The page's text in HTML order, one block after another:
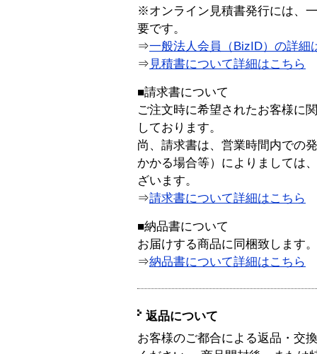
※オンライン見積書発行には、
要です。
⇒一般法人会員（BizID）の詳細
⇒ 見積書について詳細はこちら
■請求書について
ご注文時に希望されたお客様に
しております。
尚、請求書は、営業時間内での
かかる場合等）によりましては
ざいます。
⇒請求書について詳細はこちら
■納品書について
お届けする商品に同梱致します。
⇒納品書について詳細はこちら
返品について
お客様のご都合による返品・交